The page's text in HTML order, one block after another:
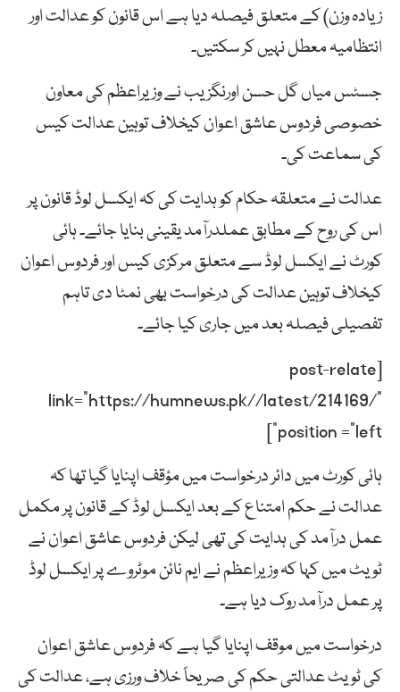
زیادہ وزن) کے متعلق فیصلہ دیا ہے اس قانون کو عدالت اور
انتظامیہ معطل نہیں کر سکتیں۔
جسٹس میاں گل حسن اورنگزیب نے وزیراعظم کی معاون
خصوصی فردوس عاشق اعوان کیخلاف توہین عدالت کیس
کی سماعت کی۔
عدالت نے متعلقہ حکام کو ہدایت کی کہ ایکسل لوڈ قانون پر
اس کی روح کے مطابق عملدرآمد یقینی بنایا جائے۔ ہائی
کورٹ نے ایکسل لوڈ سے متعلق مرکزی کیس اور فردوس اعوان
کیخلاف توہین عدالت کی درخواست بھی نمٹا دی تاہم
تفصیلی فیصلہ بعد میں جاری کیا جائے۔
[post-relate
link=”https://humnews.pk//latest/214169/”
position =”left”]
ہائی کورٹ میں دائر درخواست میں مؤقف اپنایا گیا تھا کہ
عدالت نے حکم امتناع کے بعد ایکسل لوڈ کے قانون پر مکمل
عمل درآمد کی ہدایت کی تھی لیکن فردوس عاشق اعوان نے
ٹویٹ میں کہا کہ وزیراعظم نے ایم نائن موٹروے پر ایکسل لوڈ
پر عمل درآمد روک دیا ہے۔
درخواست میں موقف اپنایا گیا ہے کہ فردوس عاشق اعوان
کی ٹویٹ عدالتی حکم کی صریحاً خلاف ورزی ہے، عدالت کی